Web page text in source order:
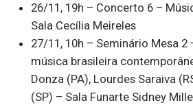
26/11, 19h – Concerto 6 –
Sala Cecília Meireles
27/11, 10h – Seminário Mesa 2
música brasileira
Donza (PA), Lourdes Saraiva
(SP) – Sala Funarte Sidney